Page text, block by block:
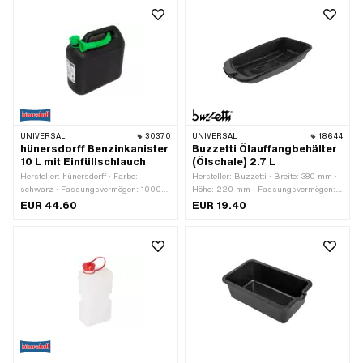
UNIVERSAL 30370
hünersdorff Benzinkanister
10 L mit Einfüllschlauch
Hersteller: hünersdorff · Farbe:
schwarz · Fassungsvermögen: 10000
ml · Breite: 315 mm · Tiefe: 150 mm ·
EUR 44.60
UNIVERSAL 18644
Buzzetti Ölauffangbehälter
(Ölschale) 2.7 L
Hersteller: Buzzetti · Breite: 380 mm ·
Höhe: 220 mm · Fassungsvermögen:
2700 ml · Farbe: schwarz ·
EUR 19.40